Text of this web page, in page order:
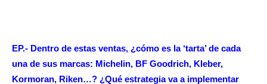
EP.- Dentro de estas ventas, ¿cómo es la ‘tarta’ de cada
una de sus marcas: Michelin, BF Goodrich, Kleber,
Kormoran, Riken…? ¿Qué estrategia va a implementar